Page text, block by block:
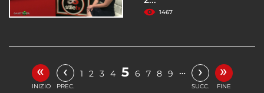
1467
«
INIZIO
‹
PREC.
1 2 3 4 5 6 7 8 9 … ›
SUCC.
»
FINE